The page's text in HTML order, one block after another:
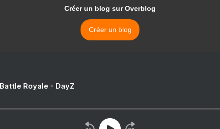
Créer un blog sur Overblog
Créer un blog
Royale - DayZ